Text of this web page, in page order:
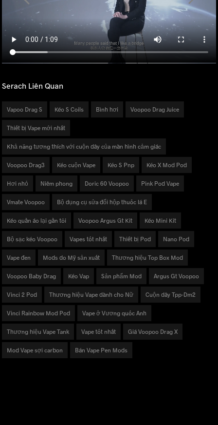
Serach Liên Quan
Vapoo Drag S Kéo S Coils Bình hơi Voopoo Drag Juice
Thiết bị Vape mới nhất
Khả năng tương thích với cuộn dây của màn hình cảm giác
Voopoo Drag3 Kéo cuộn Vape Kéo S Pnp Kéo X Mod Pod
Hơi nhỏ Niêm phong Doric 60 Voopoo Pink Pod Vape
Vmate Voopoo Bộ dụng cụ sửa đổi hộp thuốc lá E
Kéo quần áo lại gần tôi Voopoo Argus Gt Kit Kéo Mini Kit
Bộ sạc kéo Voopoo Vapes tốt nhất Thiết bị Pod Nano Pod
Vape đen Mods do Mỹ sản xuất Thương hiệu Top Box Mod
Voopoo Baby Drag Kéo Vap Sản phẩm Mod Argus Gt Voopoo
Vinci 2 Pod Thương hiệu Vape dành cho Nữ Cuộn dây Tpp-Dm2
Vinci Rainbow Mod Pod Vape ở Vương quốc Anh
Thương hiệu Vape Tank Vape tốt nhất Giá Voopoo Drag X
Mod Vape sợi carbon Bán Vape Pen Mods